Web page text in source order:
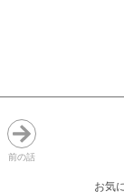
前の話
お気